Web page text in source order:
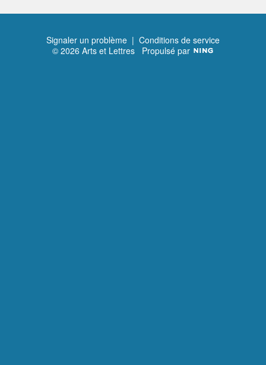
Signaler un problème | Conditions de service
© 2026 Arts et Lettres Propulsé par